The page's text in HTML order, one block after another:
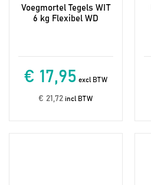
Voegmortel Tegels WIT
6 kg Flexibel WD
€ 17,95 excl BTW
€ 21,72 incl BTW